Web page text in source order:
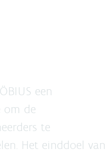
een
om de
te
Het einddoel van